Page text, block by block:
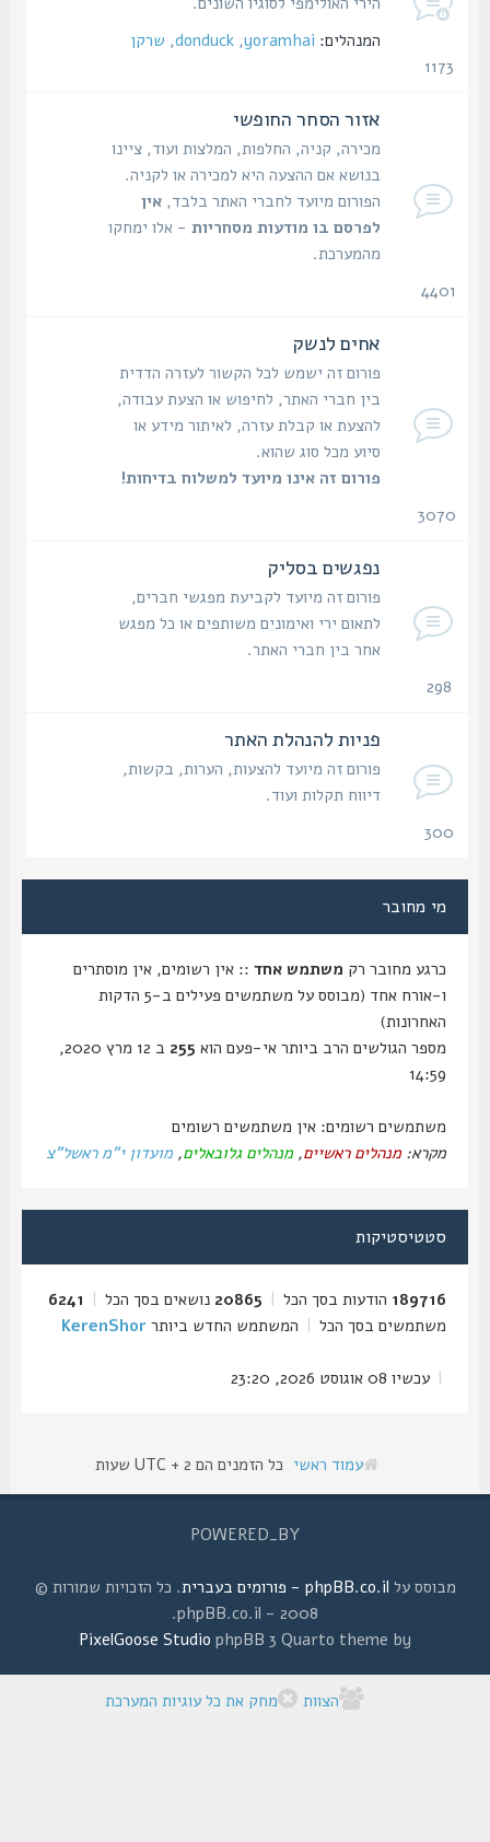
המנהלים: yoramhai
,
donduck
,שרקן
אזור הסחר החופשי
מכירה, קניה, החלפות, המלצות ועוד, ציינו
בנושא אם ההצעה היא למכירה או לקניה.
הפורום מיועד לחברי האתר בלבד,אין
לפרסם בו מודעות מסחריות- אלו ימחקו
מהמערכת.
אחים לנשק
פורום זה ישמש לכל הקשור לעזרה הדדית
בין חברי האתר, לחיפוש או הצעת עבודה,
להצעת או קבלת עזרה, לאיתור מידע או
סיוע מכל סוג שהוא.
פורום זה אינו מיועד למשלוח בדיחות!
3070
נפגשים בסליק
פורום זה מיועד לקביעת מפגשי חברים,
לתאום ירי ואימונים משותפים או כל מפגש
אחר בין חברי האתר.
פניות להנהלת האתר
פורום זה מיועד להצעות, הערות, בקשות,
דיווח תקלות ועוד.
מי מחובר
כרגע מחובר רקמשתמש אחד :: אין רשומים, אין מוסתרים
ו-אורח אחד (מבוסס על משתמשים פעילים ב-5 הדקות
האחרונות)
מספר הגולשים הרב ביותר אי-פעם הוא255
ב 12 מרץ 2020,
14:59
משתמשים רשומים: אין משתמשים רשומים
מקרא:מנהלים ראשיים,מנהלים גלובאלים,מועדון י"מ ראשל"צ
סטטיסטיקות
189716הודעות בסך הכל |
20865נושאים בסך הכל |
6241
משתמשים בסך הכל |המשתמש החדש ביותרKerenShor
עכשיו 08 אוגוסט 2026, 23:20
עמוד ראשי כל הזמנים הם UTC + 2 שעות
POWERED_BY
מבוסס עלphpBB.co.il - פורומים בעברית
. כל הזכויות שמורות ©
2008 - phpBB.co.il.
phpBB 3 Quarto theme by
PixelGoose Studio
הצוות מחק את כל עוגיות המערכת